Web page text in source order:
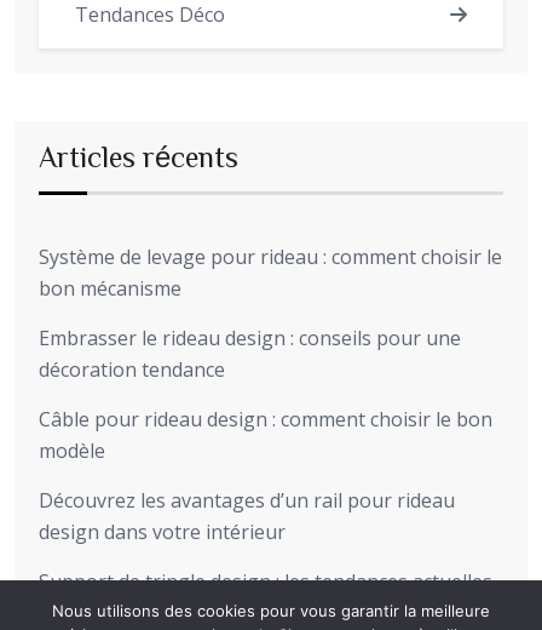
Tendances Déco
Articles récents
Système de levage pour rideau : comment choisir le
bon mécanisme
Embrasser le rideau design : conseils pour une
décoration tendance
Câble pour rideau design : comment choisir le bon
modèle
Découvrez les avantages d’un rail pour rideau
design dans votre intérieur
Support de tringle design : les tendances actuelles
pour sublimer votre intérieur
Nous utilisons des cookies pour vous garantir la meilleure